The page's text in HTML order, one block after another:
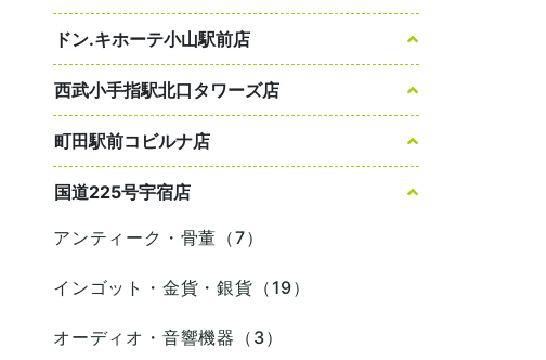
ドン.キホーテ小山駅前店
西武小手指駅北口タワーズ店
町田駅前コビルナ店
国道225号宇宿店
アンティーク・骨董（7）
インゴット・金貨・銀貨（19）
オーディオ・音響機器（3）